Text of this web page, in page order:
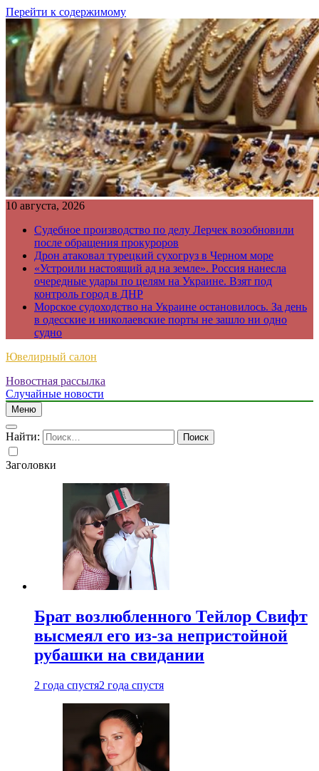
Перейти к содержимому
10 августа, 2026
Судебное производство по делу Лерчек возобновили
после обращения прокуроров
Дрон атаковал турецкий сухогруз в Черном море
«Устроили настоящий ад на земле». Россия нанесла
очередные удары по целям на Украине. Взят под
контроль город в ДНР
Морское судоходство на Украине остановилось. За день
в одесские и николаевские порты не зашло ни одно
судно
Ювелирный салон
Новостная рассылка
Случайные новости
Меню
Найти:
Заголовки
Брат возлюбленного Тейлор Свифт
высмеял его из-за непристойной
рубашки на свидании
2 года спустя2 года спустя